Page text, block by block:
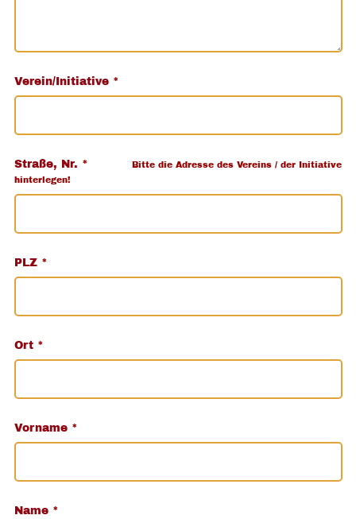
Verein/Initiative*
Straße, Nr. *
Bitte die Adresse des Vereins / der Initiative
hinterlegen!
PLZ*
Ort*
Vorname*
Name*